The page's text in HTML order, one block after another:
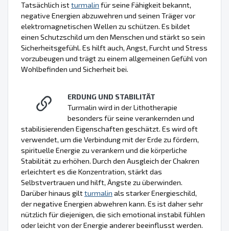
Tatsächlich istturmalin für seine Fähigkeit bekannt,
negative Energien abzuwehren und seinen Träger vor
elektromagnetischen Wellen zu schützen. Es bildet
einen Schutzschild um den Menschen und stärkt so sein
Sicherheitsgefühl. Es hilft auch, Angst, Furcht und Stress
vorzubeugen und trägt zu einem allgemeinen Gefühl von
Wohlbefinden und Sicherheit bei.
ERDUNG UND STABILITÄT
Turmalin wird in der Lithotherapie
besonders für seine verankernden und
stabilisierenden Eigenschaften geschätzt. Es wird oft
verwendet, um die Verbindung mit der Erde zu fördern,
spirituelle Energie zu verankern und die körperliche
Stabilität zu erhöhen. Durch den Ausgleich der Chakren
erleichtert es die Konzentration, stärkt das
Selbstvertrauen und hilft, Ängste zu überwinden.
Darüber hinaus giltturmalin als starker Energieschild,
der negative Energien abwehren kann. Es ist daher sehr
nützlich für diejenigen, die sich emotional instabil fühlen
oder leicht von der Energie anderer beeinflusst werden.